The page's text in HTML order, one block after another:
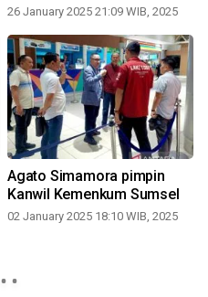
26 January 2025 21:09 WIB, 2025
Agato Simamora pimpin
Kanwil Kemenkum Sumsel
02 January 2025 18:10 WIB, 2025